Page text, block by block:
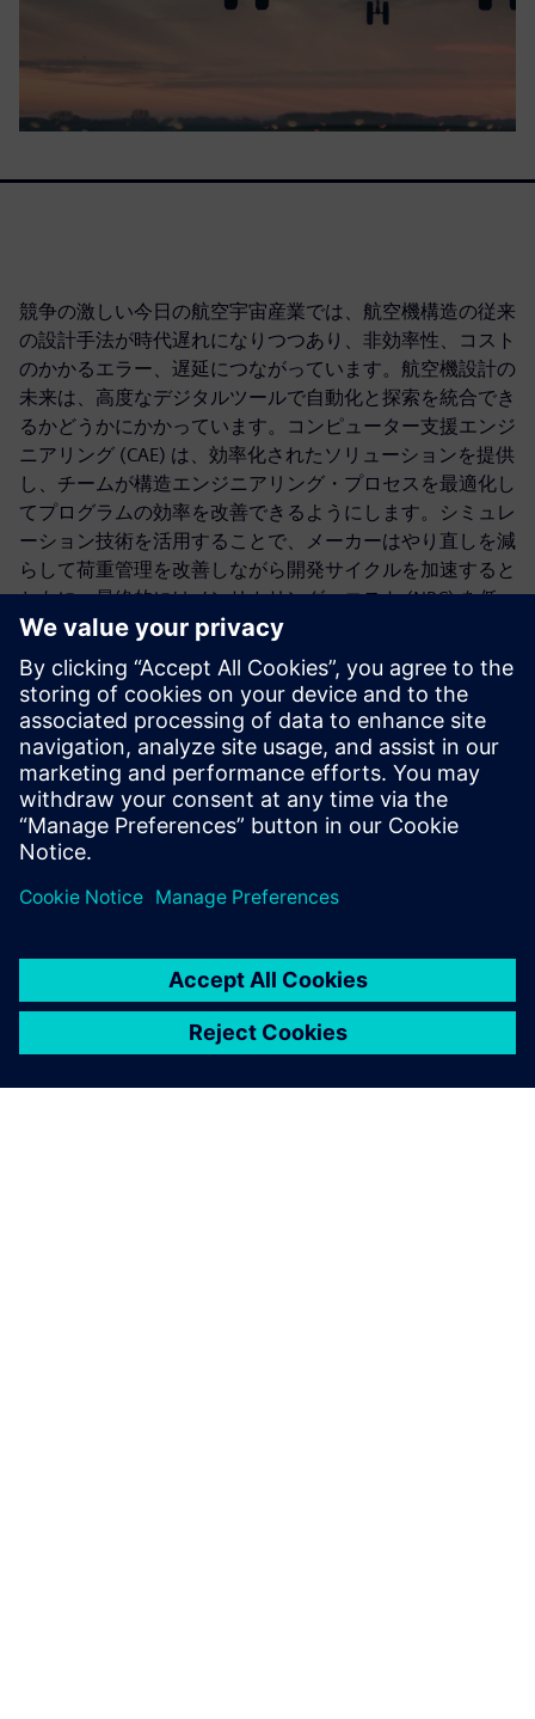
競争の激しい今日の航空宇宙産業では、航空機構造の従来
の設計手法が時代遅れになりつつあり、非効率性、コスト
のかかるエラー、遅延につながっています。航空機設計の
未来は、高度なデジタルツールで自動化と探索を統合でき
るかどうかにかかっています。コンピューター支援エンジ
ニアリング (CAE) は、効率化されたソリューションを提供
し、チームが構造エンジニアリング・プロセスを最適化し
てプログラムの効率を改善できるようにします。シミュレ
ーション技術を活用することで、メーカーはやり直しを減
らして荷重管理を改善しながら開発サイクルを加速すると
ともに、最終的にはノンリカリング・コスト (NRC) を低
減して航空機のイノベーションをより迅速かつ正確に提供
できるようになります。
この戦略をさらに探索する準備はできましたか？インフォ
グラフィックをダウンロードして、ノンリカリング・コス
ト (NRC) を低減しながら、次世代の航空機構造の開発を
加速する方法をご確認ください。
共有